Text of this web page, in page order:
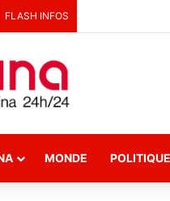
FLASH INFOS
MONDE POLITIQUE